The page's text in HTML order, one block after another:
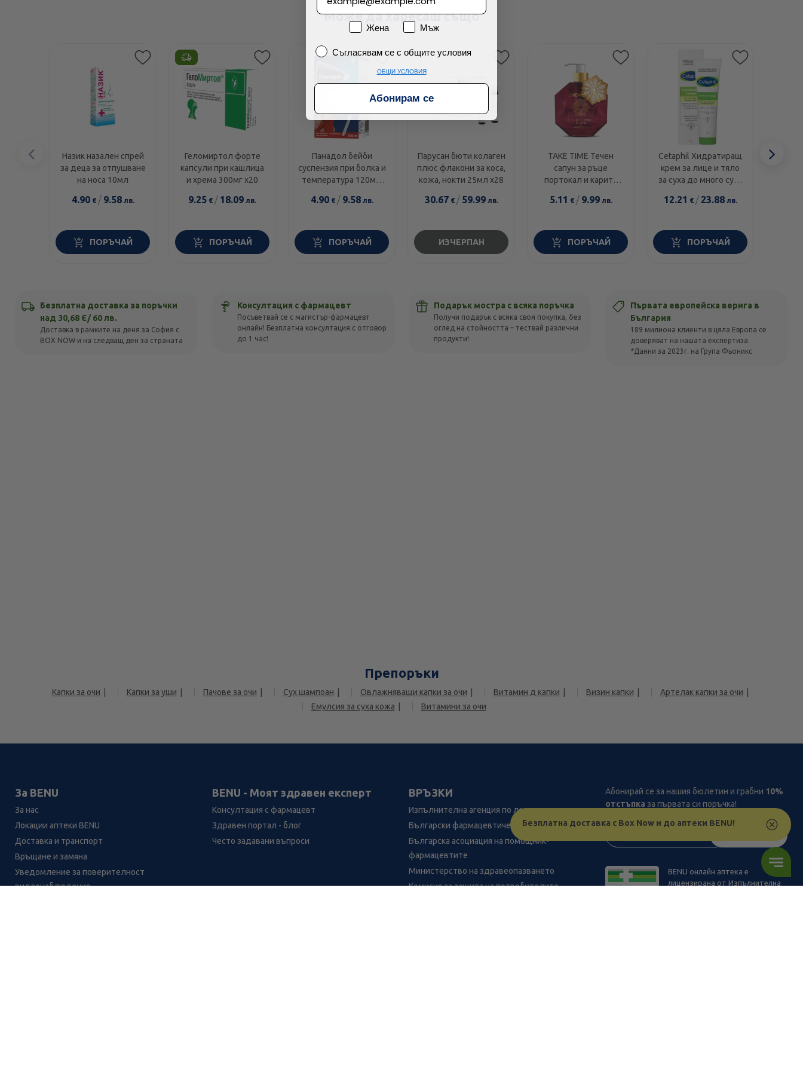
Безплатна доставка с Box Now и до аптеки BENU!
Може да харесаш също
Назик назален спрей
за деца за отпушване
на носа 10мл
4.90€ / 9.58лв.
ПОРЪЧАЙ
Геломиртол форте
капсули при кашлица
и хрема 300мг х20
9.25 € / 18.09 лв.
ПОРЪЧАЙ
Панадол бейби
суспензия при болка и
температура 120мг/
4.90€ / 9.58лв.
ПОРЪЧАЙ
Парусан бюти колаген
плюс флакони за коса,
кожа, нокти 25мл х28
30.67 € / 59.99лв.
ИЗЧЕРПАН
TAKE TIME Течен
сапун за ръце
портокал и карите
5.11 € / 9.99лв.
ПОРЪЧАЙ
Cetaphil Хидратиращ
крем за лице и тяло
за суха до много суха
100г
12.21 € / 23.88лв.
ПОРЪЧАЙ
Предишен
елемент
Безплатна доставка за поръчки
над 30,68 Є/ 60 лв.
Доставка в рамките на деня за София с
BOX NOW и на следващ ден за страната
Консултация с фармацевт
Посъветвай се с магистър-фармацевт
онлайн! Безплатна консултация с отговор
до 1 час!
Подарък мостра с всяка поръчка
Получи подарък с всяка своя покупка, без
оглед на стойността – тествай различни
продукти!
Първата европейска верига в
България
189 милиона клиенти в цяла Европа се
доверяват на нашата експертиза.
*Данни за 2023г. на Група Фьоникс
Препоръки
Капки за очи Капки за уши Пачове за очи Сух шампоан Овлажняващи капки за очи Витамин д капки Визин капки
Артелак капки за очи
Емулсия за суха кожа
Витамини за очи
За BENU
За нас
Локации аптеки BENU
Доставка и транспорт
Връщане и замяна
Уведомление за поверителност
видеонаблюдение
BENU - Моят здравен експерт
Консултация с фармацевт
Здравен портал - блог
Често задавани въпроси
ВРЪЗКИ
Изпълнителна агенция по лекарствата
Български фармацевтичен съюз
Българска асоциация на помощник-
фармацевтите
Министерство на здравеопазването
Комисия за защита на потребителите
Абонирай се за нашия бюлетин и грабни 10%
отстъпка за първата си поръчка!
BENU онлайн аптека е
лицензирана от Изпълнителна
ПолЖена
Мъж
Съгласявам се с общите условия
Съгласявам се с общите условия
ОБЩИ УСЛОВИЯ
Абонирам се